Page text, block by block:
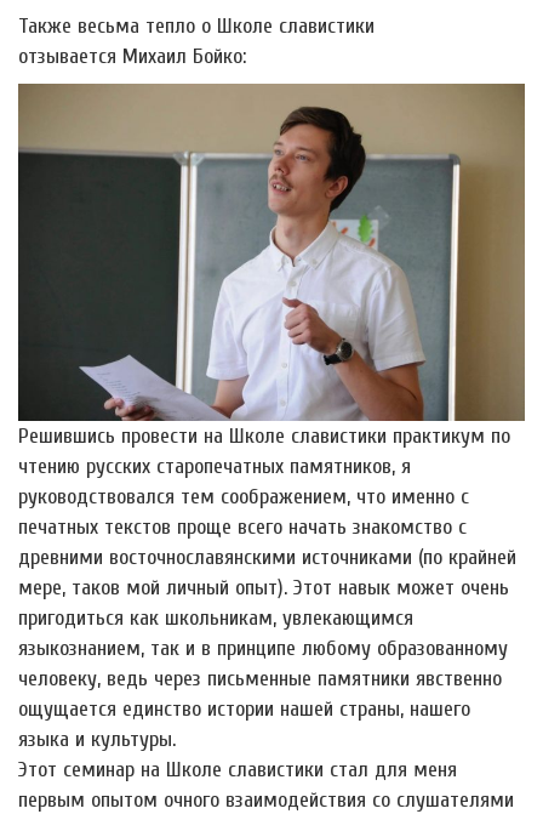
Также весьма тепло о Школе славистики
отзывается Михаил Бойко:
Решившись провести на Школе славистики практикум по
чтению русских старопечатных памятников, я
руководствовался тем соображением, что именно с
печатных текстов проще всего начать знакомство с
древними восточнославянскими источниками (по крайней
мере, таков мой личный опыт). Этот навык может очень
пригодиться как школьникам, увлекающимся
языкознанием, так и в принципе любому образованному
человеку, ведь через письменные памятники явственно
ощущается единство истории нашей страны, нашего
языка и культуры.
Этот семинар на Школе славистики стал для меня
первым опытом очного взаимодействия со слушателями